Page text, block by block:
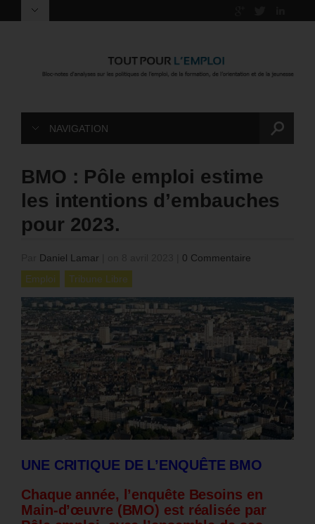
NAVIGATION
BMO : Pôle emploi estime
les intentions d’embauches
pour 2023.
Daniel Lamar
0 Commentaire
Emploi
Tribune Libre
UNE CRITIQUE DE L’ENQUÊTE BMO
Chaque année, l’enquête Besoins en
Main-d’œuvre (BMO) est réalisée par